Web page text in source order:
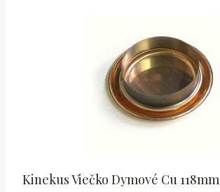
Kinekus Viečko Dymové Cu 118mm